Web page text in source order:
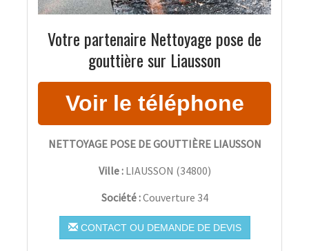
Votre partenaire Nettoyage pose de
gouttière sur Liausson
NETTOYAGE POSE DE GOUTTIÈRE LIAUSSON
Ville : LIAUSSON (34800)
Société :Couverture 34
CONTACT OU DEMANDE DE DEVIS